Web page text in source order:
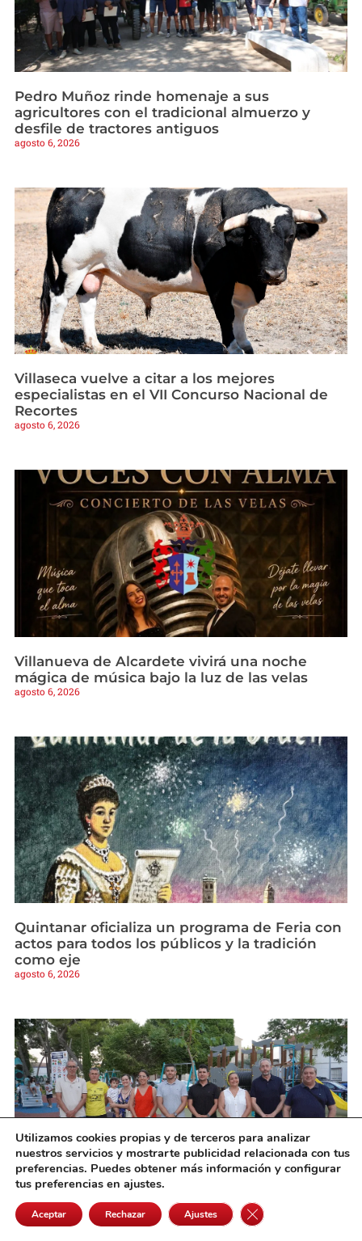
Pedro Muñoz rinde homenaje a sus
agricultores con el tradicional almuerzo y
desfile de tractores antiguos
agosto 6, 2026
Villaseca vuelve a citar a los mejores
especialistas en el VII Concurso Nacional de
Recortes
agosto 6, 2026
Villanueva de Alcardete vivirá una noche
mágica de música bajo la luz de las velas
agosto 6, 2026
Quintanar oficializa un programa de Feria con
actos para todos los públicos y la tradición
como eje
agosto 6, 2026
Campo de Criptana estrena en el Parque Luis
Cobos su primera zona infantil accesible e
Utilizamos cookies propias y de terceros para analizar
nuestros servicios y mostrarte publicidad relacionada con tus
preferencias. Puedes obtener más información y configurar
tus preferencias en ajustes.
Aceptar Rechazar Ajustes Cerrar el banner de